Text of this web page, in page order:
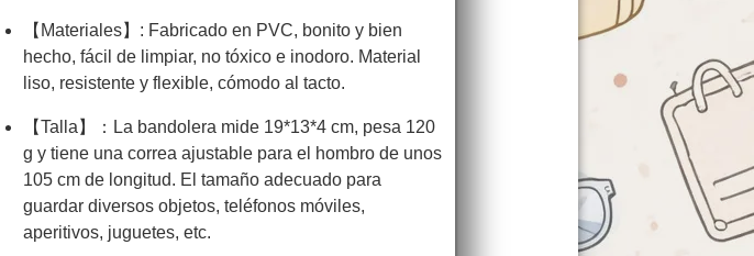
【Materiales】: Fabricado en PVC, bonito y bien
hecho, fácil de limpiar, no tóxico e inodoro. Material
liso, resistente y flexible, cómodo al tacto.
【Talla】：La bandolera mide 19*13*4 cm, pesa 120
g y tiene una correa ajustable para el hombro de unos
105 cm de longitud. El tamaño adecuado para
guardar diversos objetos, teléfonos móviles,
aperitivos, juguetes, etc.